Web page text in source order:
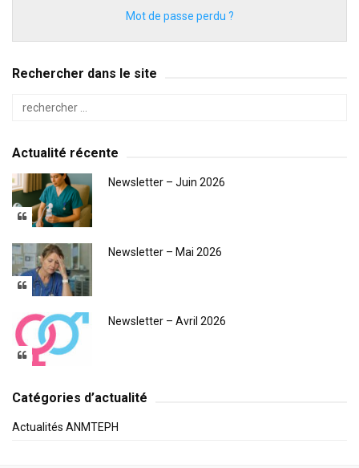
Mot de passe perdu ?
Rechercher dans le site
Actualité récente
Newsletter – Juin 2026
Newsletter – Mai 2026
Newsletter – Avril 2026
Catégories d’actualité
Actualités ANMTEPH